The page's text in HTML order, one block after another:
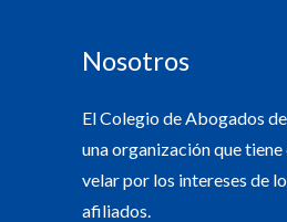
Nosotros
El Colegio de Abogados
una organización que
velar por los intereses de
afiliados.